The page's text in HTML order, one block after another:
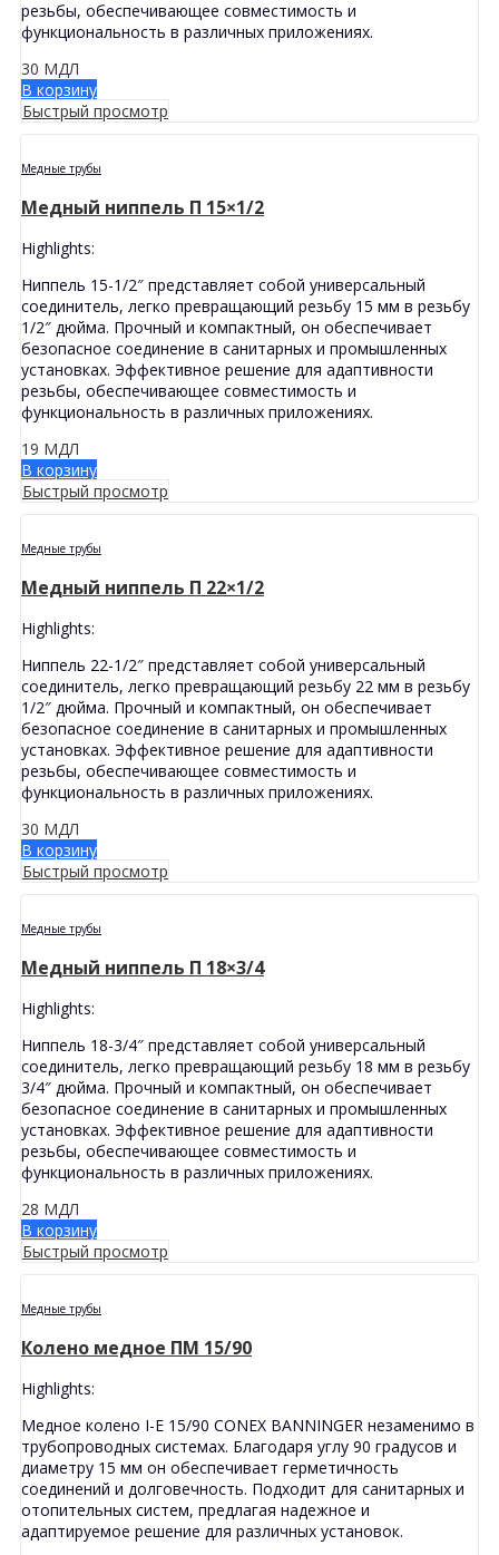
резьбы, обеспечивающее совместимость и
функциональность в различных приложениях.
30 МДЛ
В корзину
Быстрый просмотр
Медные трубы
Медный ниппель П 15×1/2
Highlights:
Ниппель 15-1/2″ представляет собой универсальный
соединитель, легко превращающий резьбу 15 мм в резьбу
1/2″ дюйма. Прочный и компактный, он обеспечивает
безопасное соединение в санитарных и промышленных
установках. Эффективное решение для адаптивности
резьбы, обеспечивающее совместимость и
функциональность в различных приложениях.
19 МДЛ
В корзину
Быстрый просмотр
Медные трубы
Медный ниппель П 22×1/2
Highlights:
Ниппель 22-1/2″ представляет собой универсальный
соединитель, легко превращающий резьбу 22 мм в резьбу
1/2″ дюйма. Прочный и компактный, он обеспечивает
безопасное соединение в санитарных и промышленных
установках. Эффективное решение для адаптивности
резьбы, обеспечивающее совместимость и
функциональность в различных приложениях.
30 МДЛ
В корзину
Быстрый просмотр
Медные трубы
Медный ниппель П 18×3/4
Highlights:
Ниппель 18-3/4″ представляет собой универсальный
соединитель, легко превращающий резьбу 18 мм в резьбу
3/4″ дюйма. Прочный и компактный, он обеспечивает
безопасное соединение в санитарных и промышленных
установках. Эффективное решение для адаптивности
резьбы, обеспечивающее совместимость и
функциональность в различных приложениях.
28 МДЛ
В корзину
Быстрый просмотр
Медные трубы
Колено медное ПМ 15/90
Highlights:
Медное колено I-E 15/90 CONEX BANNINGER незаменимо в
трубопроводных системах. Благодаря углу 90 градусов и
диаметру 15 мм он обеспечивает герметичность
соединений и долговечность. Подходит для санитарных и
отопительных систем, предлагая надежное и
адаптируемое решение для различных установок.